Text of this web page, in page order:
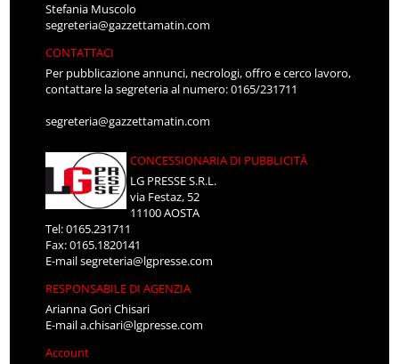
Stefania Muscolo
segreteria@gazzettamatin.com
CONTATTACI
Per pubblicazione annunci, necrologi, offro e cerco lavoro,
contattare la segreteria al numero: 0165/231711
segreteria@gazzettamatin.com
CONCESSIONARIA DI PUBBLICITÀ
LG PRESSE S.R.L.
via Festaz, 52
11100 AOSTA
Tel: 0165.231711
Fax: 0165.1820141
E-mailsegreteria@lgpresse.com
RESPONSABILE DI AGENZIA
Arianna Gori Chisari
E-maila.chisari@lgpresse.com
Account